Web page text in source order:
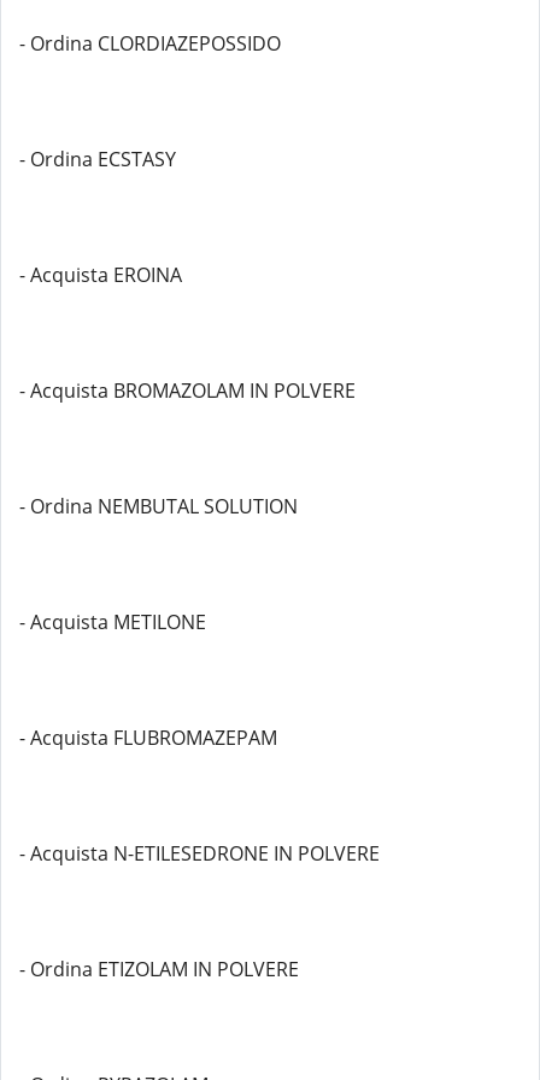
- Ordina CLORDIAZEPOSSIDO
- Ordina ECSTASY
- Acquista EROINA
- Acquista BROMAZOLAM IN POLVERE
- Ordina NEMBUTAL SOLUTION
- Acquista METILONE
- Acquista FLUBROMAZEPAM
- Acquista N-ETILESEDRONE IN POLVERE
- Ordina ETIZOLAM IN POLVERE